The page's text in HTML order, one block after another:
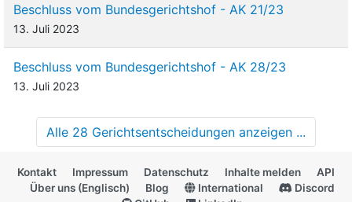
Beschluss vom Bundesgerichtshof - AK 21/23
13. Juli 2023
Beschluss vom Bundesgerichtshof - AK 28/23
13. Juli 2023
Alle 28 Gerichtsentscheidungen anzeigen ...
Kontakt Impressum Datenschutz Inhalte melden
API
Über uns (Englisch)
Blog International
Discord